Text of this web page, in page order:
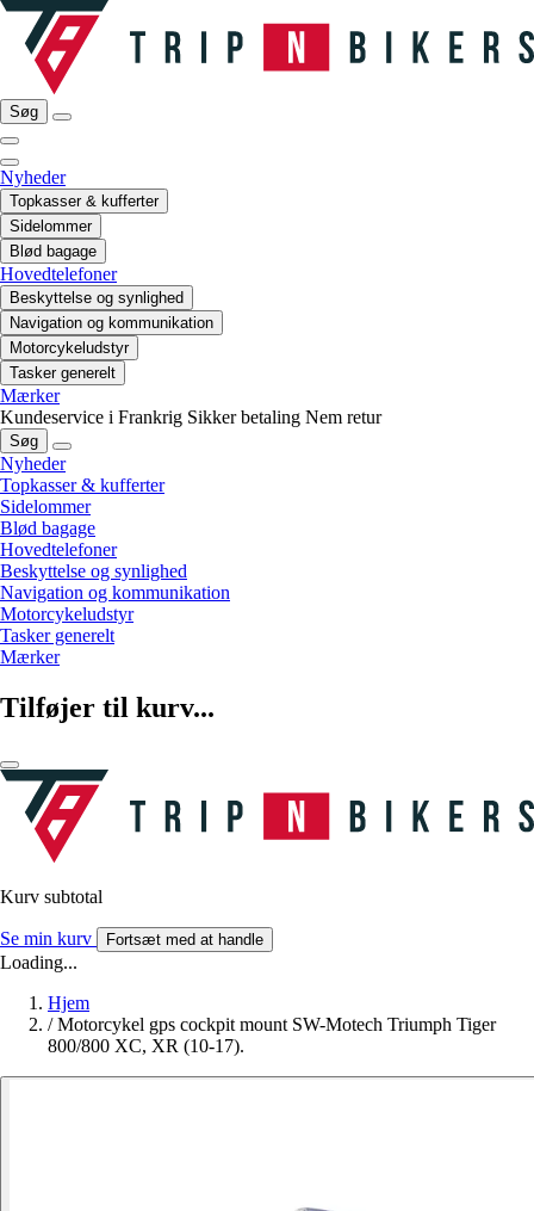
Søg
Nyheder
Topkasser & kufferter
Sidelommer
Blød bagage
Hovedtelefoner
Beskyttelse og synlighed
Navigation og kommunikation
Motorcykeludstyr
Tasker generelt
Mærker
Kundeservice i Frankrig Sikker betaling Nem retur
Søg
Nyheder
Topkasser & kufferter
Sidelommer
Blød bagage
Hovedtelefoner
Beskyttelse og synlighed
Navigation og kommunikation
Motorcykeludstyr
Tasker generelt
Mærker
Tilføjer til kurv...
Kurv subtotal
Se min kurv Fortsæt med at handle
Loading...
Hjem
/ Motorcykel gps cockpit mount SW-Motech Triumph Tiger
800/800 XC, XR (10-17).